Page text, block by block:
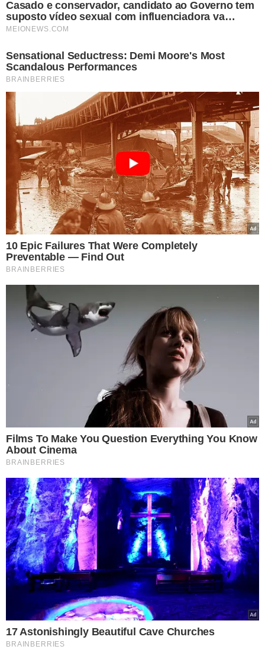
VEJA TAMBÉM
FORTALECIMENTO DE
PARCERIAS
Marcelo Castro reúne
vereadores e suplentes
em encontro político em
Teresina
VEJA MAIS NOTÍCIAS